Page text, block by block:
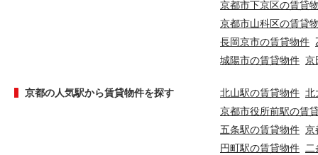
京都市下京区の賃貸
京都市山科区の賃貸
長岡京市の賃貸物件
城陽市の賃貸物件 京
京都の人気駅から賃貸物件を探す 北山駅の賃貸物件 北
京都市役所前駅の賃
五条駅の賃貸物件 京
円町駅の賃貸物件